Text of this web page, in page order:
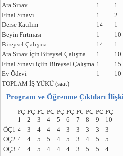
Ara Sınav
1 1
Final Sınavı
1 2
Derse Katılım
14 1
Beyin Fırtınası
1 10
Bireysel Çalışma
14 1
Ara Sınav İçin Bireysel Çalışma
1 10
Final Sınavı içiin Bireysel Çalışma 1 15
Ev Ödevi
1 10
TOPLAM İŞ YÜKÜ (saat)
Program ve Öğrenme Çıktıları
PÇ
1
PÇ
2
PÇ
3
PÇ
4
PÇ
5
PÇ
6
PÇ
7
PÇ
8
PÇ
9
PÇ
10
ÖÇ1 4 3 4 4 4 3 3 3 3
3
ÖÇ2 4 4 5 5 4 5 3 4 5
5
ÖÇ3 4 4 5 4 4 4 3 5 5
4